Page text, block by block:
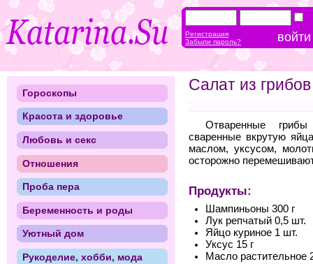
Салат из
Отваренные
сваренные вкрутую
маслом, уксусом,
осторожно
Продукты:
Шампиньоны 300 г
Лук репчатый 0,5 шт.
Яйцо куриное 1 шт.
Уксус 15 г
Масло растительное
Гороскопы
Красота и здоровье
Любовь и секс
Отношения
Проба пера
Беременность и роды
Уютный дом
Рукоделие, хобби, мода
Регистрация
Забыли пароль?